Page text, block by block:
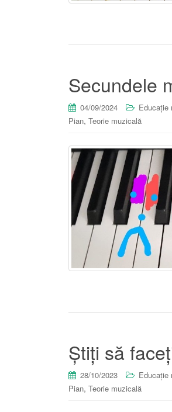
Secundele
04/09/2024 Educație
Pian, Teorie muzicală
Știți să
28/10/2023 Educație
Pian, Teorie muzicală